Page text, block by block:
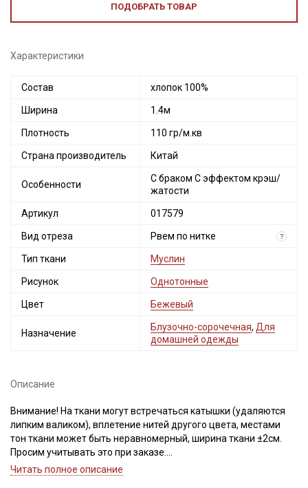
ПОДОБРАТЬ ТОВАР
Характеристики
Состав хлопок 100%
Ширина 1.4м
Плотность 110 гр/м.кв
Страна производитель Китай
Особенности
С браком С эффектом крэш/
жатости
Артикул 017579
Вид отреза Рвем по нитке ?
Тип ткани Муслин
Рисунок Однотонные
Цвет Бежевый
Назначение
Блузочно-сорочечная, Для
домашней одежды
Описание
Внимание! На ткани могут встречаться катышки (удаляются
липким валиком), вплетение нитей другого цвета, местами
тон ткани может быть неравномерный, ширина ткани ±2см.
Просим учитывать это при заказе.
Читать полное описание